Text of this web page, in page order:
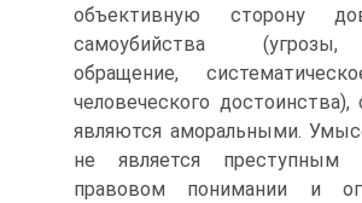
объективную сторону
самоубийства
обращение,
человеческого
являются аморальными.
не является преступным
правовом понимании и